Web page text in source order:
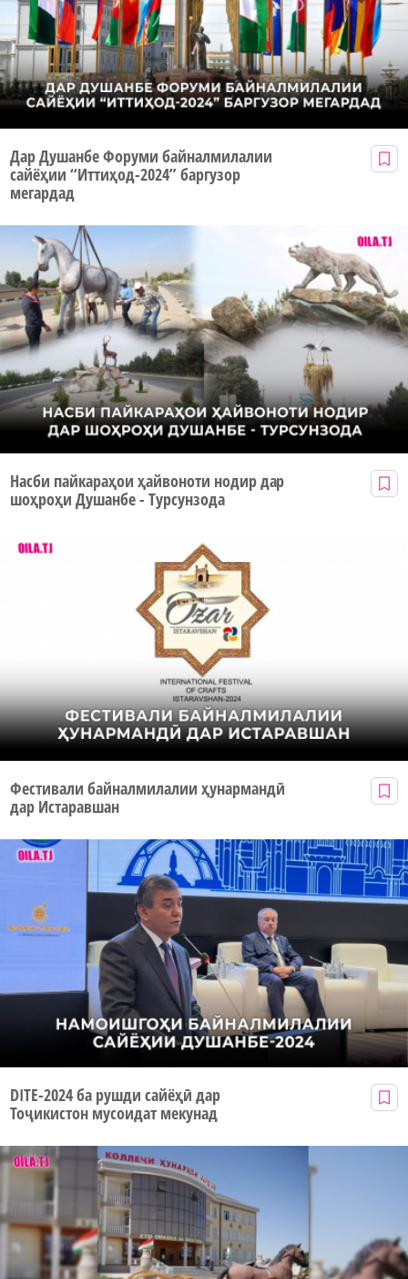
Дар Душанбе Форуми байналмилалии
сайёҳии “Иттиҳод-2024” баргузор
мегардад
Насби пайкараҳои ҳайвоноти нодир дар
шоҳроҳи Душанбе - Турсунзода
Фестивали байналмилалии ҳунармандӣ
дар Истаравшан
DITE-2024 ба рушди сайёҳӣ дар
Тоҷикистон мусоидат мекунад